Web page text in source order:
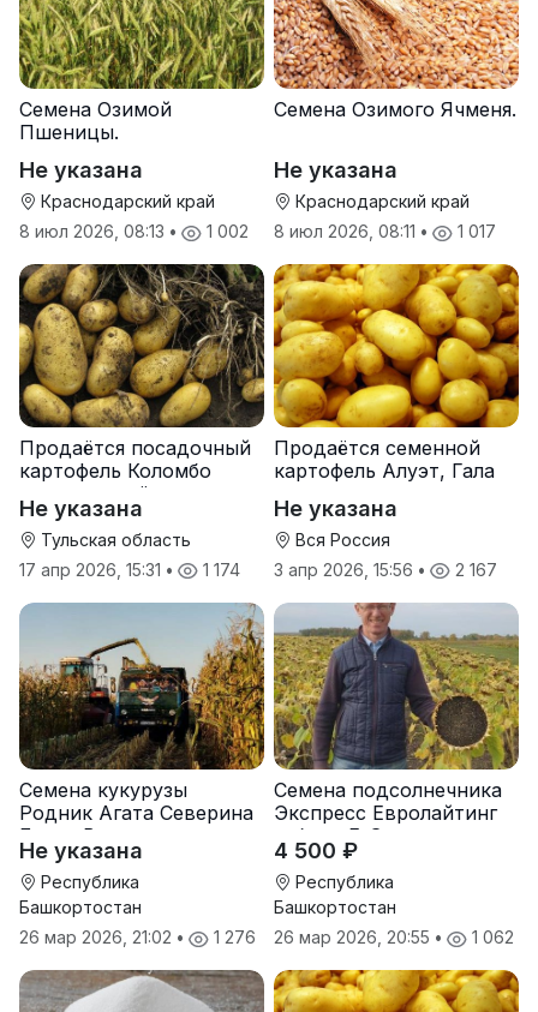
Семена Озимой
Пшеницы.
Не указана
Краснодарский край
8 июл 2026, 08:13 • 1 002
Семена Озимого Ячменя.
Не указана
Краснодарский край
8 июл 2026, 08:11 • 1 017
Продаётся посадочный
картофель Коломбо
оптом от трёх тонн
Не указана
Тульская область
17 апр 2026, 15:31 • 1 174
Продаётся семенной
картофель Алуэт, Гала
Не указана
Вся Россия
3 апр 2026, 15:56 • 2 167
Семена кукурузы
Родник Агата Северина
Берта Вилора
Прохладненский Дарина
Росс Машук Катерина
Не указана
Республика
Башкортостан
26 мар 2026, 21:02 • 1 276
Семена подсолнечника
Экспресс Евролайтинг
гибрид F-G+
4 500 ₽
Республика
Башкортостан
26 мар 2026, 20:55 • 1 062